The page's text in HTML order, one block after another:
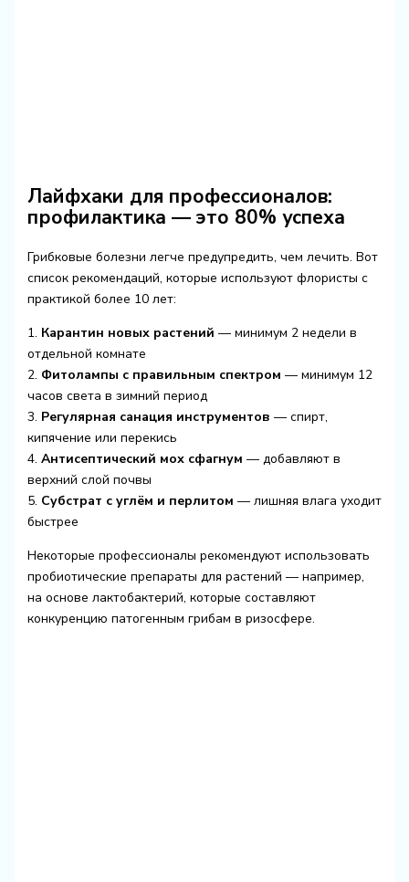
Лайфхаки для профессионалов:
профилактика — это 80% успеха
Грибковые болезни легче предупредить, чем лечить. Вот
список рекомендаций, которые используют флористы с
практикой более 10 лет:
1. Карантин новых растений — минимум 2 недели в
отдельной комнате
2. Фитолампы с правильным спектром — минимум 12
часов света в зимний период
3. Регулярная санация инструментов — спирт,
кипячение или перекись
4. Антисептический мох сфагнум — добавляют в
верхний слой почвы
5. Субстрат с углём и перлитом — лишняя влага уходит
быстрее
Некоторые профессионалы рекомендуют использовать
пробиотические препараты для растений — например,
на основе лактобактерий, которые составляют
конкуренцию патогенным грибам в ризосфере.